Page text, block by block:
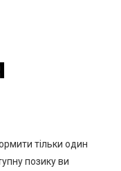
тільки один
позику ви